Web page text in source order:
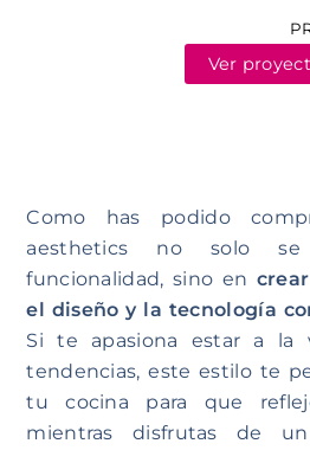
Ver
Como has podido
aesthetics no solo
funcionalidad, sino en
el diseño y la tecnología
Si te apasiona estar a la
tendencias, este estilo te
tu cocina para que
mientras disfrutas de